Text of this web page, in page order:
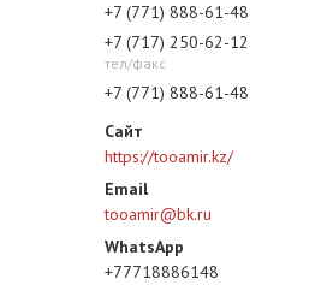
+7 (771) 888-61-48
+7 (717) 250-62-12
тел/факс
+7 (771) 888-61-48
https://tooamir.kz/
tooamir@bk.ru
+77718886148